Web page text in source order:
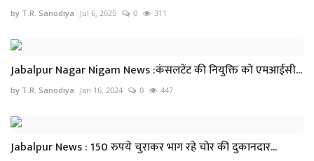
by T.R. Sanodiya Jul 6, 2025 0 311
Jabalpur Nagar Nigam News :कंसलटेंट की नियुक्ति को एमआईसी...
by T.R. Sanodiya Jan 16, 2024 0 447
Jabalpur News : 150 रुपये चुराकर भाग रहे चोर की दुकानदार...